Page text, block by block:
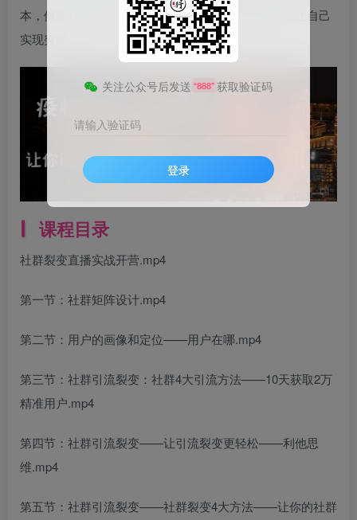
本，借助社群线上引流，如何结合社群直播和裂变，让自己
实现突围。
课程目录
社群裂变直播实战开营.mp4
第一节：社群矩阵设计.mp4
第二节：用户的画像和定位——用户在哪.mp4
第三节：社群引流裂变：社群4大引流方法——10天获取2万
精准用户.mp4
第四节：社群引流裂变——让引流裂变更轻松——利他思
维.mp4
第五节：社群引流裂变——社群裂变4大方法——让你的社群
关注公众号后发送 “888” 获取验证码
请输入验证码
登录